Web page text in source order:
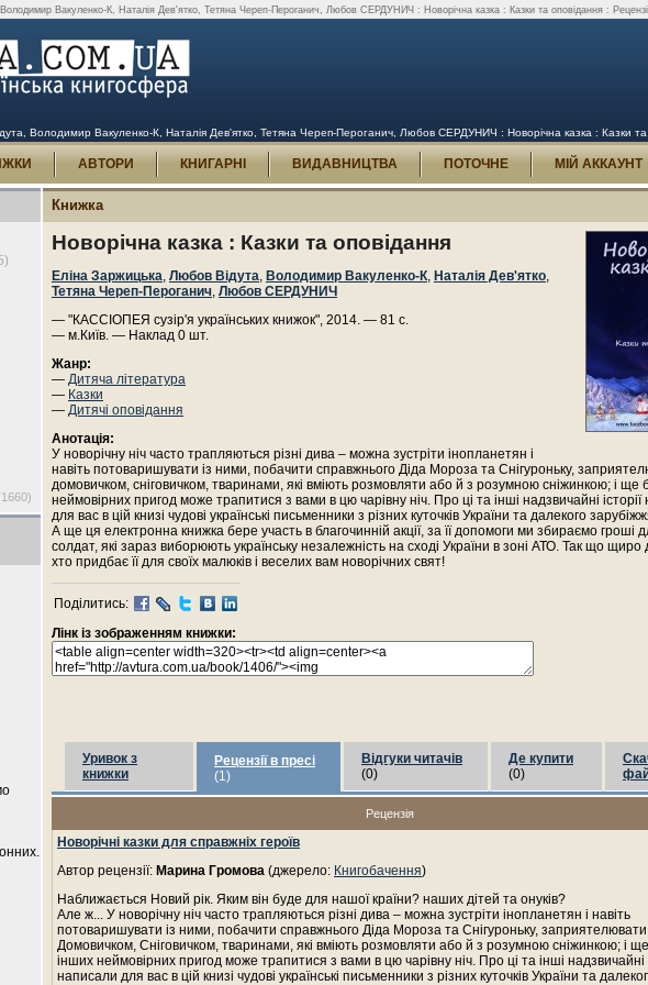
Вакуленко-К, Наталія Дев'ятко, Тетяна Череп-Пероганич, Любов СЕРДУНИЧ : Новорічна казка : Казки та оповідання :
Володимир Вакуленко-К, Наталія Дев'ятко, Тетяна Череп-Пероганич, Любов СЕРДУНИЧ : Новорічна казка : Казки та
АВТОРИ КНИГАРНІ ВИДАВНИЦТВА ПОТОЧНЕ МІЙ АККАУНТ
Книжка
Новорічна казка : Казки та оповідання
Еліна Заржицька, Любов Відута, Володимир Вакуленко-К, Наталія Дев'ятко,
Тетяна Череп-Пероганич, Любов СЕРДУНИЧ
— "КАССІОПЕЯ сузір'я українських книжок", 2014. — 81 с.
— м.Київ. — Наклад 0 шт.
Жанр:
— Дитяча література
— Казки
— Дитячі оповідання
Анотація:
У новорічну ніч часто трапляються різні дива – можна зустріти інопланетян і
навіть потоваришувати із ними, побачити справжнього Діда Мороза та Снігуроньку,
домовичком, сніговичком, тваринами, які вміють розмовляти або й з розумною сніжинкою; і ще
неймовірних пригод може трапитися з вами в цю чарівну ніч. Про ці та інші надзвичайні
для вас в цій книзі чудові українські письменники з різних куточків України та далекого
А ще ця електронна книжка бере участь в благочинній акції, за її допомоги ми збираємо гроші
солдат, які зараз виборюють українську незалежність на сході України в зоні АТО. Так що щиро
хто придбає її для своїх малюків і веселих вам новорічних свят!
Поділитись:
Лінк із зображенням книжки:
Уривок з
книжки
Рецензії в пресі
(1)
Відгуки читачів
(0)
Де купити
(0)
Рецензія
Новорічні казки для справжніх героїв
Автор рецензії: Марина Громова (джерело: Книгобачення)
Наближається Новий рік. Яким він буде для нашої країни? наших дітей та онуків?
Але ж... У новорічну ніч часто трапляються різні дива – можна зустріти інопланетян і навіть
потоваришувати із ними, побачити справжнього Діда Мороза та Снігуроньку, заприятелювати
Домовичком, Сніговичком, тваринами, які вміють розмовляти або й з розумною сніжинкою; і
інших неймовірних пригод може трапитися з вами в цю чарівну ніч. Про ці та інші надзвичайні
написали для вас в цій книзі чудові українські письменники з різних куточків України та